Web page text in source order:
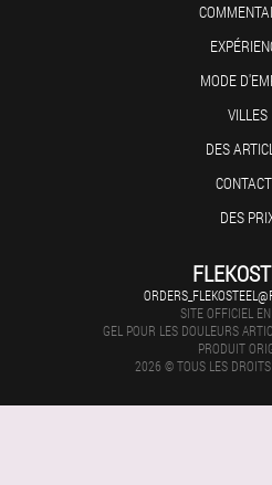
MODE
VILLES
DES
DES
SITE OFFICIEL
GEL POUR LES DOULEURS
PRODUIT
2026 © TOUS LES DROITS